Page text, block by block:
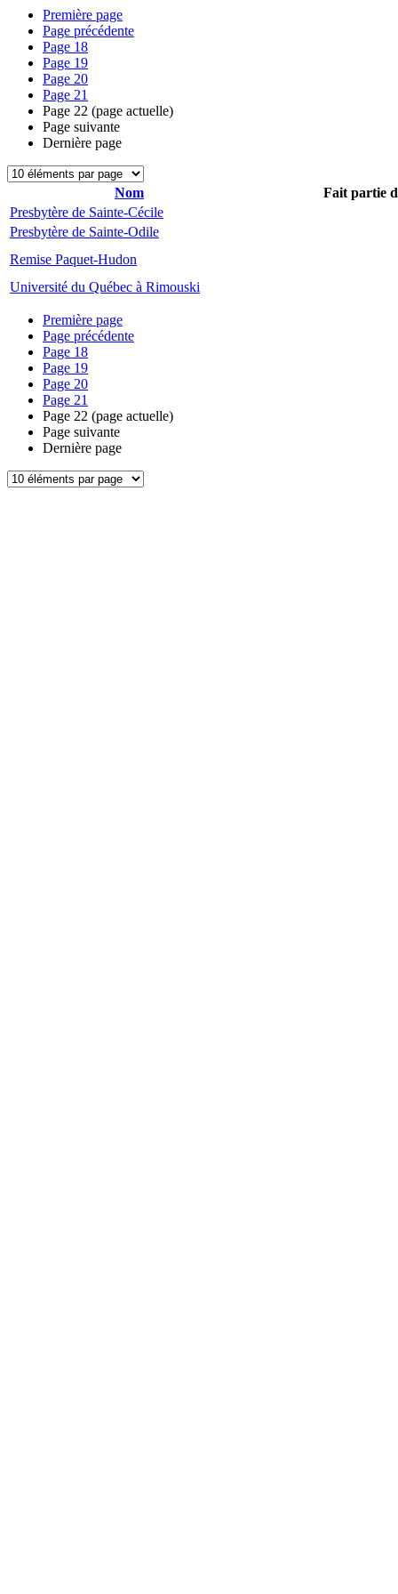
Première page
Page précédente
Page 18
Page 19
Page 20
Page 21
Page 22 (page actuelle)
Page suivante
Dernière page
Nom
Fait partie
Presbytère de Sainte-Cécile
Presbytère de Sainte-Odile
Remise Paquet-Hudon
Université du Québec à Rimouski
Première page
Page précédente
Page 18
Page 19
Page 20
Page 21
Page 22 (page actuelle)
Page suivante
Dernière page